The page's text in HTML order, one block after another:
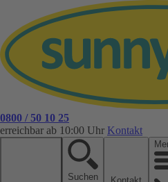
0800 / 50 10 25
erreichbar ab 10:00 Uhr Kontakt
Suchen